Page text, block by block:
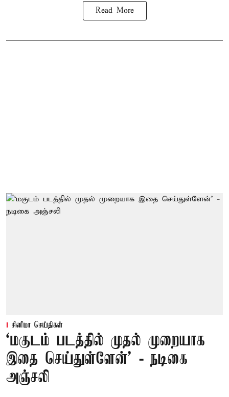
Read More
சினிமா செய்திகள்
‘மகுடம் படத்தில் முதல் முறையாக
இதை செய்துள்ளேன்’ - நடிகை
அஞ்சலி